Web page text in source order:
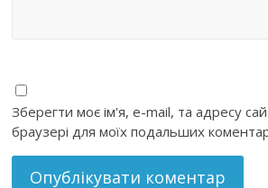
Зберегти моє ім'я, e-mail, та адресу
браузері для моїх подальших